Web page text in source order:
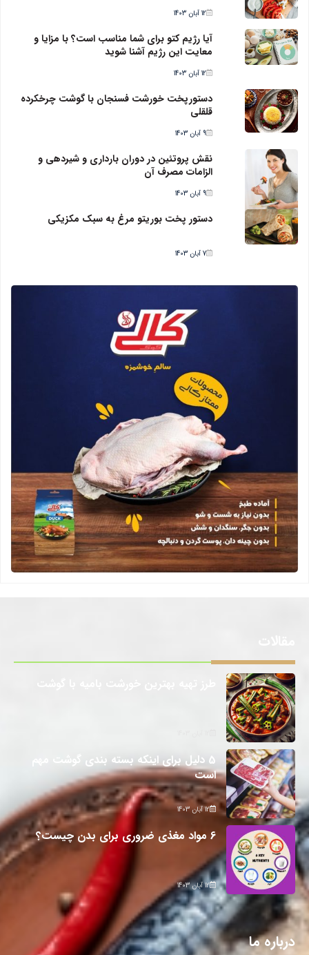
12 آبان 1403
آیا رژیم کتو برای شما مناسب است؟ با مزایا و
معایت این رژیم آشنا شوید
12 آبان 1403
دستورپخت خورشت فسنجان با گوشت چرخکرده
قلقلی
9 آبان 1403
نقش پروتئین در دوران بارداری و شیردهی و
الزامات مصرف آن
9 آبان 1403
دستور پخت بوریتو مرغ به سبک مکزیکی
7 آبان 1403
5 دلیل برای اینکه بسته بندی گوشت مهم
است
12 آبان 1403
6 مواد مغذی ضروری برای بدن چیست؟
12 آبان 1403
درباره ما